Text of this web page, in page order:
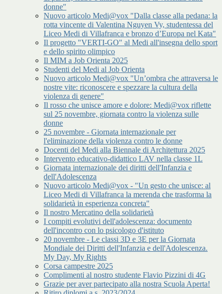
donne"
Nuovo articolo Medi@vox "Dalla classe alla pedana: la
rotta vincente di Valentina Nguyen Vy, studentessa del
Liceo Medi di Villafranca e bronzo d’Europa nel Kata"
Il progetto "VERTI-GO" al Medi all'insegna dello sport
e dello spirito olimpico
Il MIM a Job Orienta 2025
Studenti del Medi al Job Orienta
Nuovo articolo Medi@vox "Un’ombra che attraversa le
nostre vite: riconoscere e spezzare la cultura della
violenza di genere"
Il rosso che unisce amore e dolore: Medi@vox riflette
sul 25 novembre, giornata contro la violenza sulle
donne
25 novembre - Giornata internazionale per
l'eliminazione della violenza contro le donne
Docenti del Medi alla Biennale di Architettura 2025
Intervento educativo-didattico LAV nella classe 1L
Giornata internazionale dei diritti dell'Infanzia e
dell'Adolescenza
Nuovo articolo Medi@vox - "Un gesto che unisce: al
Liceo Medi di Villafranca la merenda che trasforma la
solidarietà in esperienza concreta"
Il nostro Mercatino della solidarietà
I compiti evolutivi dell'adolescenza: documento
dell'incontro con lo psicologo d'istituto
20 novembre - Le classi 3D e 3E per la Giornata
Mondiale dei Diritti dell'Infanzia e dell'Adolescenza.
My Day, My Rights
Corsa campestre 2025
Complimenti al nostro studente Flavio Pizzini di 4G
Grazie per aver partecipato alla nostra Scuola Aperta!